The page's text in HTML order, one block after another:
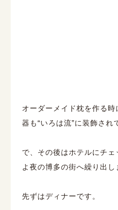
オーダーメイド枕を作る
器も“いろは流”に装飾され
で、その後はホテルにチ
よ夜の博多の街へ繰り出し
先ずはディナーです。